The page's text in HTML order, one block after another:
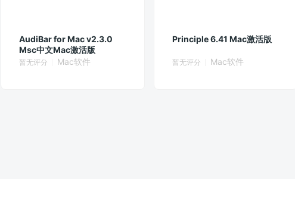
AudiBar for Mac v2.3.0
Msc中文Mac激活版
暂无评分 Mac软件
Principle 6.41 Mac激活版
暂无评分 Mac软件